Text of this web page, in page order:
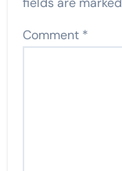
Comment *